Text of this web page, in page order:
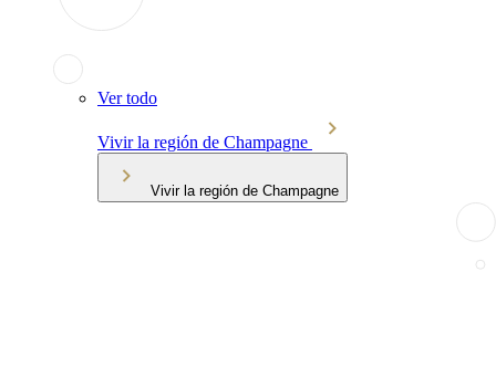
Ver todo
Vivir la región de Champagne
Vivir la región de Champagne